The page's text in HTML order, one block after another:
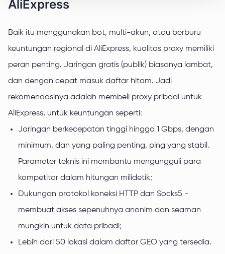
AliExpress
Baik itu menggunakan bot, multi-akun, atau berburu
keuntungan regional di AliExpress, kualitas proxy memiliki
peran penting. Jaringan gratis (publik) biasanya lambat,
dan dengan cepat masuk daftar hitam. Jadi
rekomendasinya adalah membeli proxy pribadi untuk
AliExpress, untuk keuntungan seperti:
Jaringan berkecepatan tinggi hingga 1 Gbps, dengan
minimum, dan yang paling penting, ping yang stabil.
Parameter teknis ini membantu mengungguli para
kompetitor dalam hitungan milidetik;
Dukungan protokol koneksi HTTP dan Socks5 -
membuat akses sepenuhnya anonim dan seaman
mungkin untuk data pribadi;
Lebih dari 50 lokasi dalam daftar GEO yang tersedia.